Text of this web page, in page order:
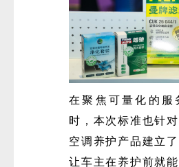
在聚焦可量化的服
时，本次标准也针
空调养护产品建立了
让车主在养护前就能